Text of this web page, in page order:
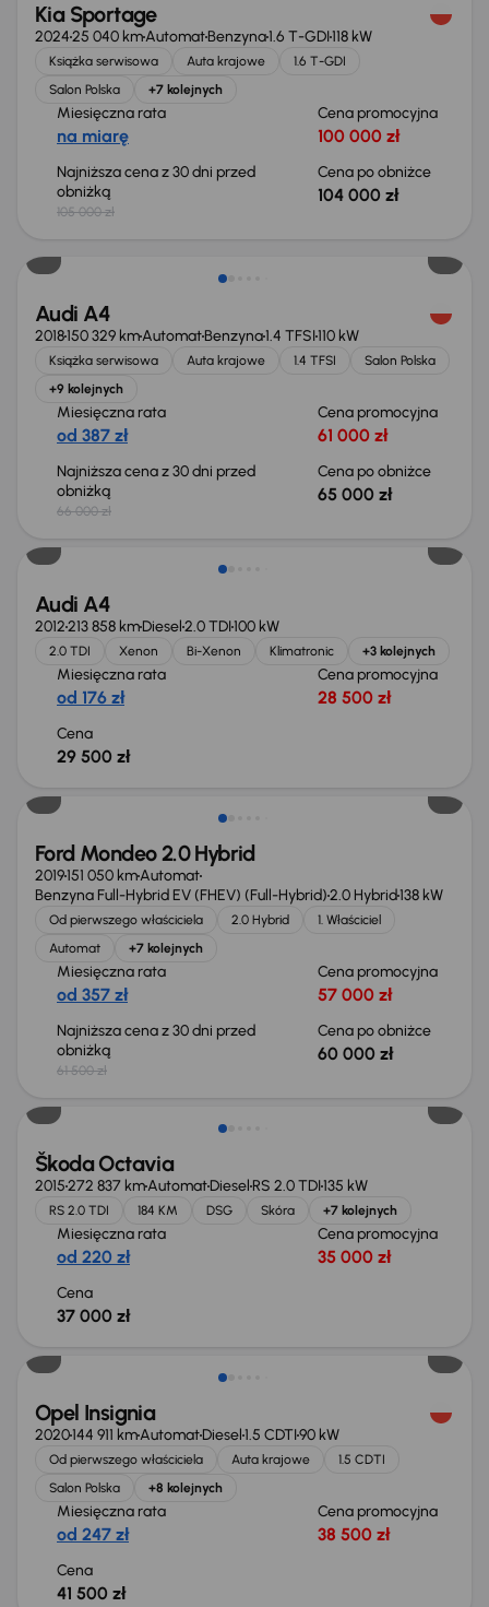
Kia Sportage
202425 040 kmAutomatBenzyna1.6 T-GDI118 kW
Książka serwisowa Auta krajowe
1.6 T-GDI
Salon Polska
+7 kolejnych
Miesięczna rata
na miarę
Cena promocyjna
100 000 zł
Najniższa cena z 30 dni przed
obniżką
105 000 zł
Cena po obniżce
104 000 zł
Audi A4
2018150 329 kmAutomatBenzyna1.4 TFSI110 kW
Książka serwisowa Auta krajowe 1.4 TFSI
Salon Polska
+9 kolejnych
Miesięczna rata
od 387 zł
Cena promocyjna
61 000 zł
Najniższa cena z 30 dni przed
obniżką
66 000 zł
Cena po obniżce
65 000 zł
Audi A4
2012213 858 kmDiesel2.0 TDI100 kW
2.0 TDI Xenon Bi-Xenon Klimatronic +3 kolejnych
Miesięczna rata
od 176 zł
Cena promocyjna
28 500 zł
Cena
29 500 zł
Taniej o 1 500 zł
Ford Mondeo 2.0 Hybrid
2019151 050 kmAutomat
Benzyna Full-Hybrid EV (FHEV) (Full-Hybrid)2.0 Hybrid138 kW
Od pierwszego właściciela 2.0 Hybrid
1. Właściciel
Automat
+7 kolejnych
Miesięczna rata
od 357 zł
Cena promocyjna
57 000 zł
Najniższa cena z 30 dni przed
obniżką
61 500 zł
Cena po obniżce
60 000 zł
Škoda Octavia
2015272 837 kmAutomatDiesel RS 2.0 TDI135 kW
RS 2.0 TDI 184 KM DSG Skóra +7 kolejnych
Miesięczna rata
od 220 zł
Cena promocyjna
35 000 zł
Cena
37 000 zł
Opel Insignia
2020144 911 kmAutomatDiesel1.5 CDTI90 kW
Od pierwszego właściciela Auta krajowe
1.5 CDTI
Salon Polska
+8 kolejnych
Miesięczna rata
od 247 zł
Cena promocyjna
38 500 zł
Cena
41 500 zł